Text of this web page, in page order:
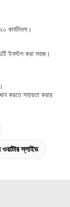
কার্যদিবস।
ইনস্টল করা সহজ।
করতে সহায়তা করার
ওয়াটার স্লাইড